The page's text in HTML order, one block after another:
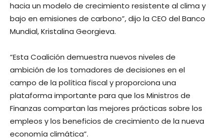
hacia un modelo de crecimiento resistente al clima y
bajo en emisiones de carbono”, dijo la CEO del Banco
Mundial, Kristalina Georgieva.
“Esta Coalición demuestra nuevos niveles de
ambición de los tomadores de decisiones en el
campo de la política fiscal y proporciona una
plataforma importante para que los Ministros de
Finanzas compartan las mejores prácticas sobre los
empleos y los beneficios de crecimiento de la nueva
economía climática”.